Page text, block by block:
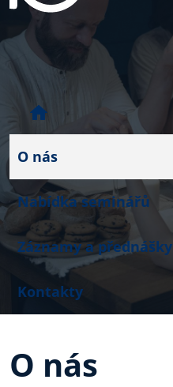
O nás
Nabídka seminářů
Záznamy a přednášky
Kontakty
O nás